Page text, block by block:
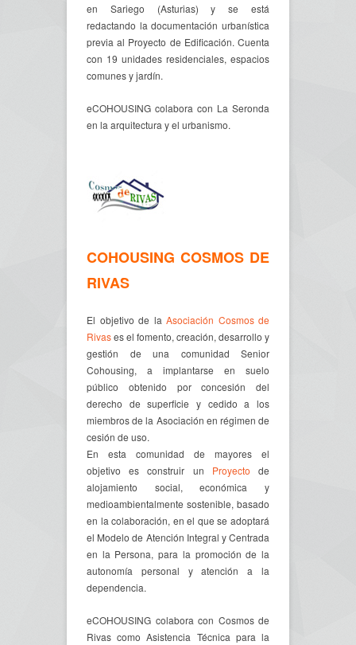
en Sariego (Asturias) y se está
redactando la documentación urbanística
previa al Proyecto de Edificación. Cuenta
con 19 unidades residenciales, espacios
comunes y jardín.
eCOHOUSING colabora con La Seronda
en la arquitectura y el urbanismo.
COHOUSING COSMOS DE
RIVAS
El objetivo de la Asociación Cosmos de
Rivases el fomento, creación, desarrollo y
gestión de una comunidad Senior
Cohousing, a implantarse en suelo
público obtenido por concesión del
derecho de superficie y cedido a los
miembros de la Asociación en régimen de
cesión de uso.
En esta comunidad de mayores el
objetivo es construir un Proyecto de
alojamiento social, económica y
medioambientalmente sostenible, basado
en la colaboración, en el que se adoptará
el Modelo de Atención Integral y Centrada
en la Persona, para la promoción de la
autonomía personal y atención a la
dependencia.
eCOHOUSING colabora con Cosmos de
Rivas como Asistencia Técnica para la